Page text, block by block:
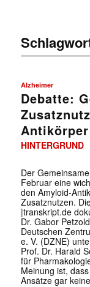
Alzheimer
Debatte:
Antikörper
HINTERGRUND
Der
Februar eine
den Amyloid-
Zusatznutzen.
|transkript.de
Dr. Gabor
Deutschen
e. V. (DZNE)
Prof. Dr. Harald
für
Meinung ist,
Ansätze gar